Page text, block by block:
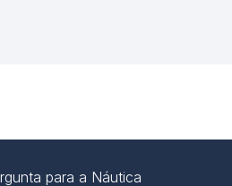
para a Náutica